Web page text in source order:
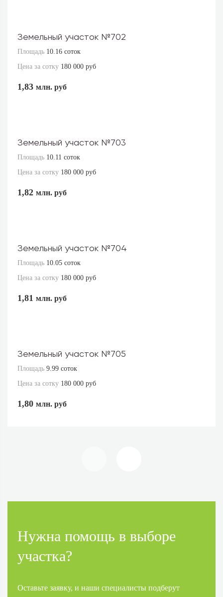
Земельный участок №702
Площадь 10.16 соток
Цена за сотку 180 000 руб
1,83 млн. руб
Земельный участок №703
Площадь 10.11 соток
Цена за сотку 180 000 руб
1,82 млн. руб
Земельный участок №704
Площадь 10.05 соток
Цена за сотку 180 000 руб
1,81 млн. руб
Земельный участок №705
Площадь 9.99 соток
Цена за сотку 180 000 руб
1,80 млн. руб
Нужна помощь в выборе
участка?
Оставьте заявку, и наши специалисты подберут